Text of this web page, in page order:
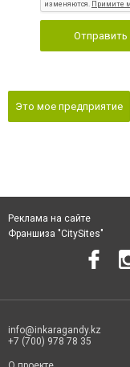
Отправить
Это мое предприятие
Реклама на сайте
Франшиза "CitySites"
info@inkaragandy.kz
+7 (700) 978 78 35